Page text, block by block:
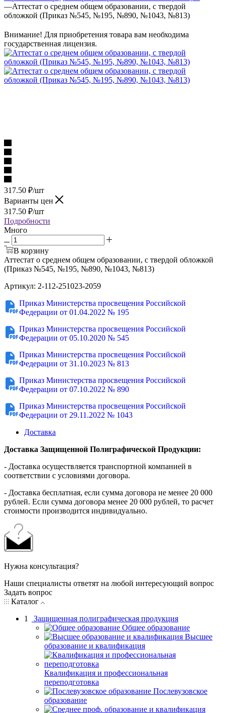
—Аттестат о среднем общем образовании, с твердой
обложкой (Приказ №545, №195, №890, №1043, №813)
Внимание! Для приобретения товара вам необходима
государственная лицензия.
317.50 ₽/шт
Варианты цен
317.50 ₽/шт
Подробности
Много
В корзину
Аттестат о среднем общем образовании, с твердой обложкой
(Приказ №545, №195, №890, №1043, №813)
Артикул: 2-112-251023-2059
Приказ Министерства просвещения Российской
Федерации от 01.04.2022 № 195
Приказ Министерства просвещения Российской
Федерации от 05.10.2020 № 545
Приказ Министерства просвещения Российской
Федерации от 31.10.2023 № 813
Приказ Министерства просвещения Российской
Федерации от 07.10.2022 № 890
Приказ Министерства просвещения Российской
Федерации от 29.11.2022 № 1043
Доставка
Доставка Защищенной Полиграфической Продукции:
- Доставка осуществляется транспортной компанией в
соответствии с условиями договора.
- Доставка бесплатная, если сумма договора не менее 20 000
рублей. Если сумма договора менее 20 000 рублей, то расчет
стоимости производится индивидуально.
Нужна консультация?
Наши специалисты ответят на любой интересующий вопрос
Задать вопрос
Каталог
1
Защищенная полиграфическая продукция
Общее образование
Высшее
образование и квалификация
Квалификация и профессиональная
переподготовка
Послевузовское
образование